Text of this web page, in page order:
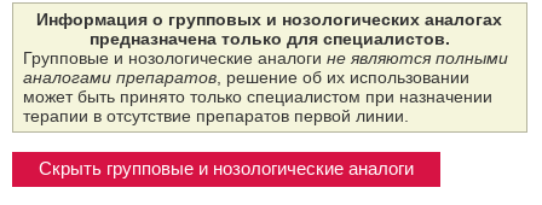
Информация о групповых и нозологических аналогах
предназначена только для специалистов.
Групповые и нозологические аналоги не являются полными
аналогами препаратов , решение об их использовании
может быть принято только специалистом при назначении
терапии в отсутствие препаратов первой линии.
Скрыть групповые и нозологические аналоги